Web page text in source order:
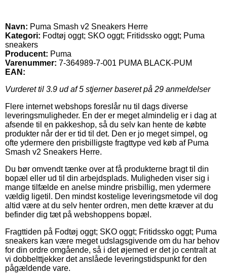
Navn: Puma Smash v2 Sneakers Herre
Kategori: Fodtøj oggt; SKO oggt; Fritidssko oggt; Puma
sneakers
Producent: Puma
Varenummer: 7-364989-7-001 PUMA BLACK-PUM
EAN:
Vurderet til 3.9 ud af 5 stjerner baseret på 29 anmeldelser
Flere internet webshops foreslår nu til dags diverse
leveringsmuligheder. En der er meget almindelig er i dag at
afsende til en pakkeshop, så du selv kan hente de købte
produkter når der er tid til det. Den er jo meget simpel, og
ofte ydermere den prisbilligste fragttype ved køb af Puma
Smash v2 Sneakers Herre.
Du bør omvendt tænke over at få produkterne bragt til din
bopæl eller ud til din arbejdsplads. Muligheden viser sig i
mange tilfælde en anelse mindre prisbillig, men ydermere
vældig ligetil. Den mindst kostelige leveringsmetode vil dog
altid være at du selv henter ordren, men dette kræver at du
befinder dig tæt på webshoppens bopæl.
Fragttiden på Fodtøj oggt; SKO oggt; Fritidssko oggt; Puma
sneakers kan være meget udslagsgivende om du har behov
for din ordre omgående, så i det øjemed er det jo centralt at
vi dobbelttjekker det anslåede leveringstidspunkt for den
pågældende vare.